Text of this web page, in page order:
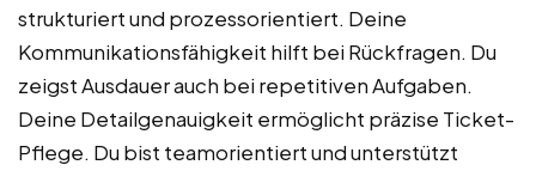
strukturiert und prozessorientiert. Deine
Kommunikationsfähigkeit hilft bei Rückfragen. Du
zeigst Ausdauer auch bei repetitiven Aufgaben.
Deine Detailgenauigkeit ermöglicht präzise Ticket-
Pflege. Du bist teamorientiert und unterstützt